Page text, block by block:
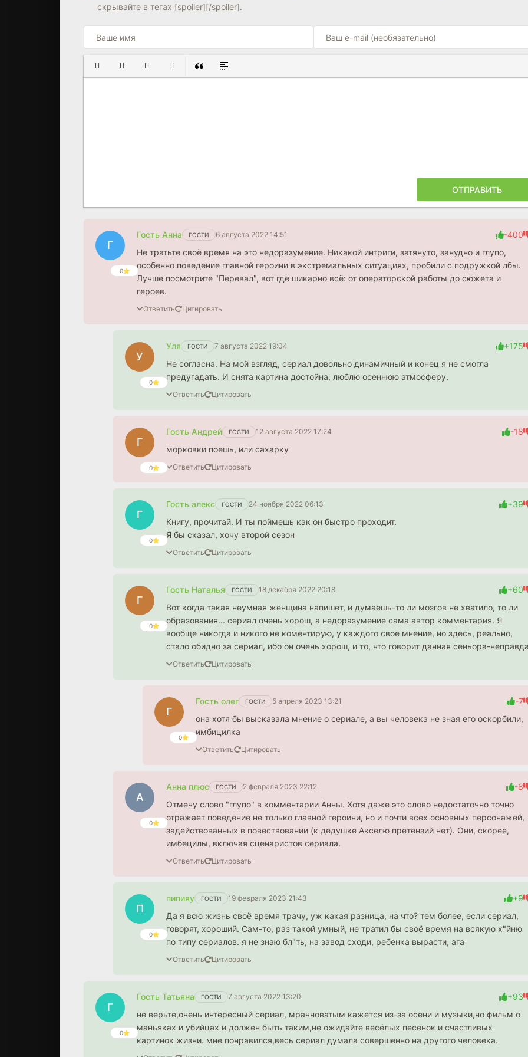
скрывайте в тегах [spoiler][/spoiler].
ПОЛУЖИРНЫЙ
КУРСИВПОДЧЕРКНУТЫЙ
ЗАЧЕРКНУТЫЙ
ВСТАВКА ЦИТАТЫ
ВСТАВКА СПОЙЛЕРА
ОТПРАВИТЬ
0
Г
Гость Анна ГОСТИ 6 августа 2022 14:51
-400
Не тратьте своё время на это недоразумение. Никакой интриги, затянуто, занудно и глупо,
особенно поведение главной героини в экстремальных ситуациях, пробили с подружкой лбы.
Лучше посмотрите "Перевал", вот где шикарно всё: от операторской работы до сюжета и
героев.
Ответить Цитировать
0
У
Уля ГОСТИ 7 августа 2022 19:04
+175
Не согласна. На мой взгляд, сериал довольно динамичный и конец я не смогла
предугадать. И снята картина достойна, люблю осеннюю атмосферу.
Ответить Цитировать
0
Г
Гость Андрей ГОСТИ 12 августа 2022 17:24
-18
морковки поешь, или сахарку
Ответить Цитировать
0
Г
Гость алекс ГОСТИ 24 ноября 2022 06:13
+39
Книгу, прочитай. И ты поймешь как он быстро проходит.
Я бы сказал, хочу второй сезон
Ответить Цитировать
0
Г
Гость Наталья ГОСТИ 18 декабря 2022 20:18
+60
Вот когда такая неумная женщина напишет, и думаешь-то ли мозгов не хватило, то ли
образования... сериал очень хорош, а недоразумение сама автор комментария. Я
вообще никогда и никого не коментирую, у каждого свое мнение, но здесь, реально,
стало обидно за сериал, ибо он очень хорош, и то, что говорит данная сеньора-
Ответить Цитировать
0
Г
Гость олег ГОСТИ 5 апреля 2023 13:21
-7
она хотя бы высказала мнение о сериале, а вы человека не зная его оскорбили,
имбицилка
Ответить Цитировать
0
А
Анна плюс ГОСТИ 2 февраля 2023 22:12
-8
Отмечу слово "глупо" в комментарии Анны. Хотя даже это слово недостаточно точно
отражает поведение не только главной героини, но и почти всех основных персонажей,
задействованных в повествовании (к дедушке Акселю претензий нет). Они, скорее,
имбецилы, включая сценаристов сериала.
Ответить Цитировать
0
П
пипияу ГОСТИ 19 февраля 2023 21:43
+9
Да я всю жизнь своё время трачу, уж какая разница, на что? тем более, если сериал,
говорят, хороший. Сам-то, раз такой умный, не тратил бы своё время на всякую х"йню
по типу сериалов. я не знаю бл"ть, на завод сходи, ребенка вырасти, ага
Ответить Цитировать
0
Г
Гость Татьяна ГОСТИ 7 августа 2022 13:20
+93
не верьте,очень интересный сериал, мрачноватым кажется из-за осени и музыки,но фильм о
маньяках и убийцах и должен быть таким,не ожидайте весёлых песенок и счастливых
картинок жизни. мне понравился,весь сериал думала совершенно на другого человека.